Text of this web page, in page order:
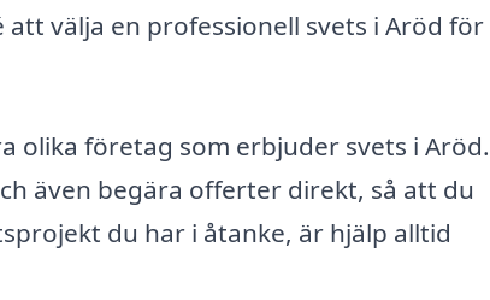
välja en professionell svets i Aröd för
olika företag som erbjuder svets i Aröd.
även begära offerter direkt, så att du
du har i åtanke, är hjälp alltid